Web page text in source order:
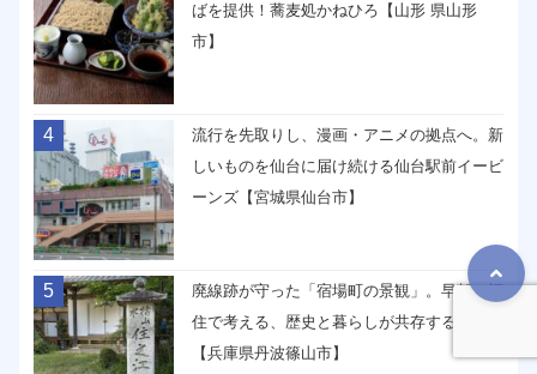
ばを提供！蕎麦処かねひろ【山形 県山形
市】
4
流行を先取りし、漫画・アニメの拠点へ。新
しいものを仙台に届け続ける仙台駅前イービ
ーンズ【宮城県仙台市】
5
廃線跡が守った「宿場町の景観」。早朝の福
住で考える、歴史と暮らしが共存する未来
【兵庫県丹波篠山市】